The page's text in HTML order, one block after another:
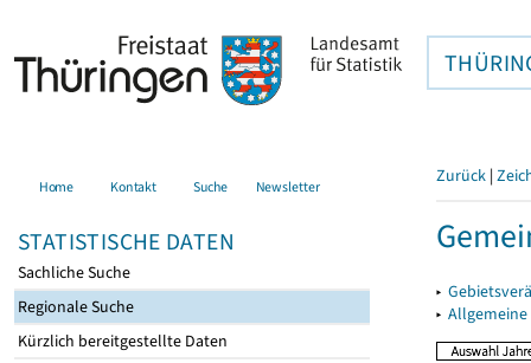
Home Kontakt Suche Newsletter
STATISTISCHE DATEN
Sachliche Suche
Regionale Suche
Kürzlich bereitgestellte Daten
Zurück |
▸
▸